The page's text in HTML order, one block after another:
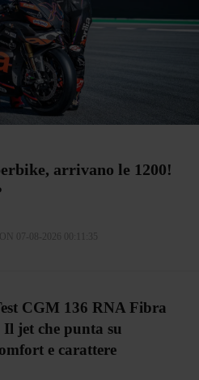
arrivano le 1200!
ON 07-08-2026 00:11:35
CGM 136 RNA Fibra
Il jet che punta su
e carattere